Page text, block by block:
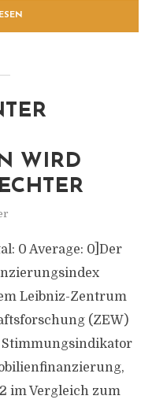
WIRD
0 Average: 0]Der
Leibniz-Zentrum
(ZEW)
Stimmungsindikator
im Vergleich zum